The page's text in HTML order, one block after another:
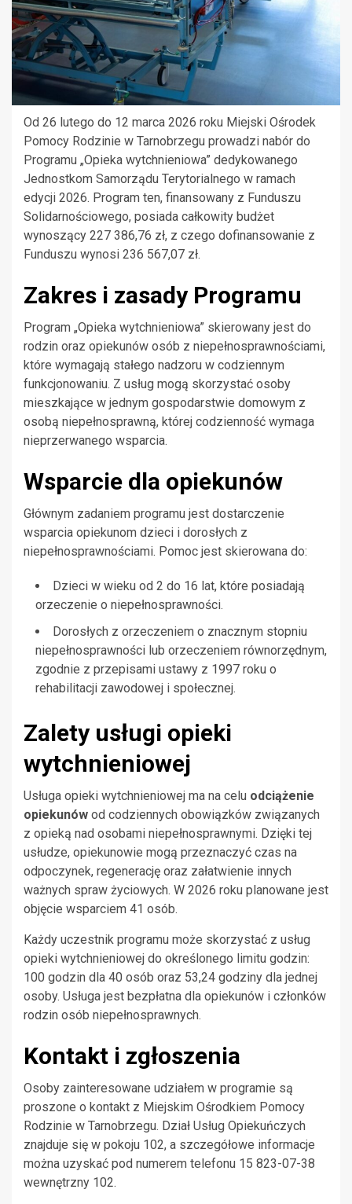
Od 26 lutego do 12 marca 2026 roku Miejski Ośrodek
Pomocy Rodzinie w Tarnobrzegu prowadzi nabór do
Programu „Opieka wytchnieniowa” dedykowanego
Jednostkom Samorządu Terytorialnego w ramach
edycji 2026. Program ten, finansowany z Funduszu
Solidarnościowego, posiada całkowity budżet
wynoszący 227 386,76 zł, z czego dofinansowanie z
Funduszu wynosi 236 567,07 zł.
Zakres i zasady Programu
Program „Opieka wytchnieniowa” skierowany jest do
rodzin oraz opiekunów osób z niepełnosprawnościami,
które wymagają stałego nadzoru w codziennym
funkcjonowaniu. Z usług mogą skorzystać osoby
mieszkające w jednym gospodarstwie domowym z
osobą niepełnosprawną, której codzienność wymaga
nieprzerwanego wsparcia.
Wsparcie dla opiekunów
Głównym zadaniem programu jest dostarczenie
wsparcia opiekunom dzieci i dorosłych z
niepełnosprawnościami. Pomoc jest skierowana do:
Dzieci w wieku od 2 do 16 lat, które posiadają
orzeczenie o niepełnosprawności.
Dorosłych z orzeczeniem o znacznym stopniu
niepełnosprawności lub orzeczeniem równorzędnym,
zgodnie z przepisami ustawy z 1997 roku o
rehabilitacji zawodowej i społecznej.
Zalety usługi opieki
wytchnieniowej
Usługa opieki wytchnieniowej ma na celu odciążenie
opiekunów od codziennych obowiązków związanych
z opieką nad osobami niepełnosprawnymi. Dzięki tej
usłudze, opiekunowie mogą przeznaczyć czas na
odpoczynek, regenerację oraz załatwienie innych
ważnych spraw życiowych. W 2026 roku planowane jest
objęcie wsparciem 41 osób.
Każdy uczestnik programu może skorzystać z usług
opieki wytchnieniowej do określonego limitu godzin:
100 godzin dla 40 osób oraz 53,24 godziny dla jednej
osoby. Usługa jest bezpłatna dla opiekunów i członków
rodzin osób niepełnosprawnych.
Kontakt i zgłoszenia
Osoby zainteresowane udziałem w programie są
proszone o kontakt z Miejskim Ośrodkiem Pomocy
Rodzinie w Tarnobrzegu. Dział Usług Opiekuńczych
znajduje się w pokoju 102, a szczegółowe informacje
można uzyskać pod numerem telefonu 15 823-07-38
wewnętrzny 102.